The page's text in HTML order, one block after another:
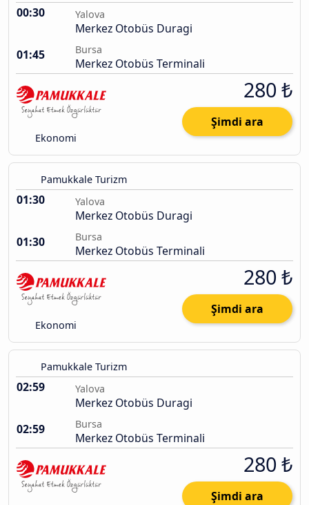
00:30 Yalova
Merkez Otobüs Duragi
01:45
Bursa
Merkez Otobüs Terminali
Ekonomi
280 ₺
Şimdi ara
Pamukkale Turizm
01:30 Yalova
Merkez Otobüs Duragi
01:30
Bursa
Merkez Otobüs Terminali
Ekonomi
280 ₺
Şimdi ara
Pamukkale Turizm
02:59 Yalova
Merkez Otobüs Duragi
02:59
Bursa
Merkez Otobüs Terminali
280 ₺
Şimdi ara